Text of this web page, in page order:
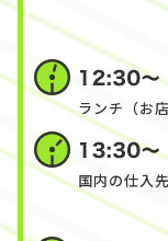
ランチ（お
国内の仕入